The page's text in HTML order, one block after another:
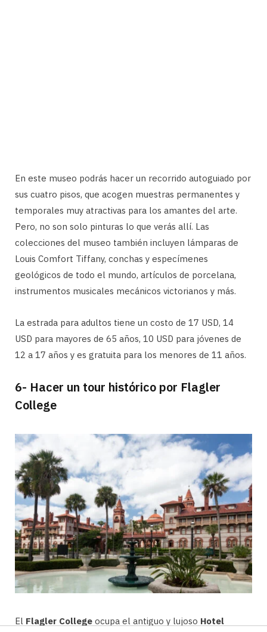
En este museo podrás hacer un recorrido autoguiado por
sus cuatro pisos, que acogen muestras permanentes y
temporales muy atractivas para los amantes del arte.
Pero, no son solo pinturas lo que verás allí. Las
colecciones del museo también incluyen lámparas de
Louis Comfort Tiffany, conchas y especímenes
geológicos de todo el mundo, artículos de porcelana,
instrumentos musicales mecánicos victorianos y más.
La estrada para adultos tiene un costo de 17 USD, 14
USD para mayores de 65 años, 10 USD para jóvenes de
12 a 17 años y es gratuita para los menores de 11 años.
6- Hacer un tour histórico por Flagler
College
El Flagler College ocupa el antiguo y lujoso Hotel